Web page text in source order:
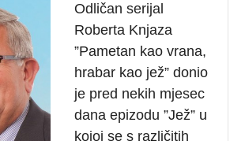
Odličan serijal
Roberta Knjaza
”Pametan kao vrana,
hrabar kao jež” donio
je pred nekih mjesec
dana epizodu ”Jež” u
kojoj se s različitih